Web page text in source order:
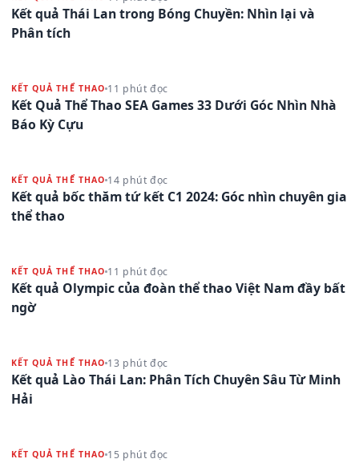
Kết quả Thái Lan trong Bóng Chuyền: Nhìn lại và
Phân tích
KẾT QUẢ THỂ THAO 11 phút đọc
Kết Quả Thể Thao SEA Games 33 Dưới Góc Nhìn Nhà
Báo Kỳ Cựu
KẾT QUẢ THỂ THAO 14 phút đọc
Kết quả bốc thăm tứ kết C1 2024: Góc nhìn chuyên gia
thể thao
KẾT QUẢ THỂ THAO 11 phút đọc
Kết quả Olympic của đoàn thể thao Việt Nam đầy bất
ngờ
KẾT QUẢ THỂ THAO 13 phút đọc
Kết quả Lào Thái Lan: Phân Tích Chuyên Sâu Từ Minh
Hải
KẾT QUẢ THỂ THAO 15 phút đọc